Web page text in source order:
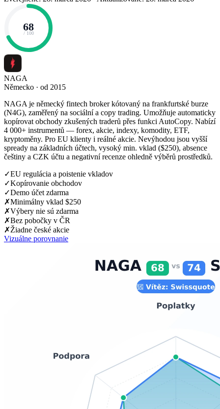
68
/ 100
NAGA
Německo · od 2015
NAGA je německý fintech broker kótovaný na frankfurtské burze
(N4G), zaměřený na sociální a copy trading. Umožňuje automaticky
kopírovat obchody zkušených traderů přes funkci AutoCopy. Nabízí
4 000+ instrumentů — forex, akcie, indexy, komodity, ETF,
kryptoměny. Pro EU klienty i reálné akcie. Nevýhodou jsou vyšší
spready na základních účtech, vysoký min. vklad ($250), absence
češtiny a CZK účtu a negativní recenze ohledně výběrů prostředků.
✓EU regulácia a poistenie vkladov
✓Kopírovanie obchodov
✓Demo účet zdarma
✗Minimálny vklad $250
✗Výbery nie sú zdarma
✗Bez pobočky v ČR
✗Žiadne české akcie
Vizuálne porovnanie